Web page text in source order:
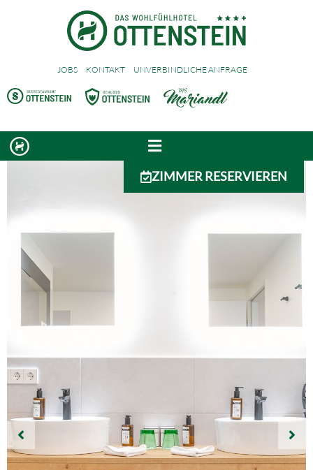
JOBS KONTAKT UNVERBINDLICHE ANFRAGE
ZIMMER RESERVIEREN